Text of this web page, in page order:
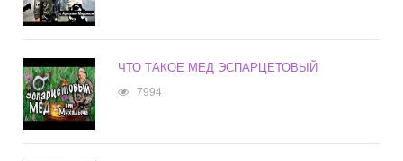
ЧТО ТАКОЕ МЕД ЭСПАРЦЕТОВЫЙ
7994